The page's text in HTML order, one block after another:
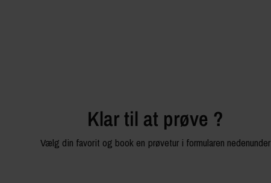
Klar til at prøve ?
Vælg din favorit og book en prøvetur i formularen nedenunder